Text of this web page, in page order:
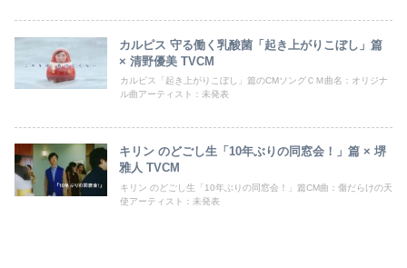
カルピス 守る働く乳酸菌「起き上がりこぼし」篇
× 清野優美 TVCM
カルピス「起き上がりこぼし」篇のCMソングＣＭ曲名：オリジナ
ル曲アーティスト：未発表
キリン のどごし生「10年ぶりの同窓会！」篇 × 堺
雅人 TVCM
キリン のどごし生「10年ぶりの同窓会！」篇CM曲：傷だらけの天
使アーティスト：未発表